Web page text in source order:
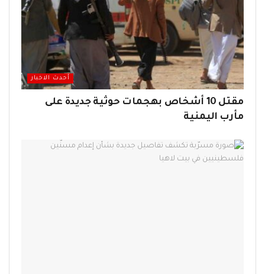
أحدث الاخبار
مقتل 10 أشخاص بهجمات حوثية جديدة على
مأرب اليمنية